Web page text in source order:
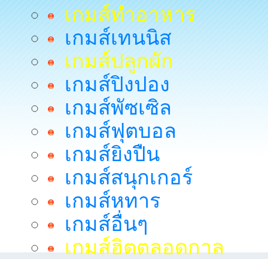
เกมส์ทำอาหาร
เกมส์เทนนิส
เกมส์ปลูกผัก
เกมส์ปิงปอง
เกมส์พัซเซิล
เกมส์ฟุตบอล
เกมส์ยิงปืน
เกมส์สนุกเกอร์
เกมส์หทาร
เกมส์อื่นๆ
เกมส์ฮิตตลอดกาล